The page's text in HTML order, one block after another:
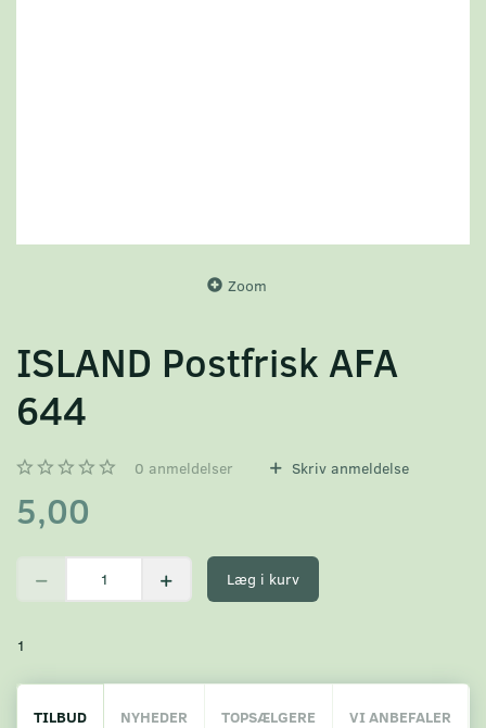
Zoom
ISLAND Postfrisk AFA
644
0 anmeldelser Skriv anmeldelse
5,00
Læg i kurv
1
TILBUD NYHEDER TOPSÆLGERE VI ANBEFALER